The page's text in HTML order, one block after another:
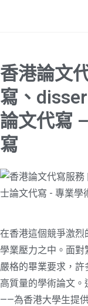
香港論文
寫、
論文代寫
寫
在香港這個競爭激
學業壓力之中。面
嚴格的畢業要求，
高質量的學術論文。
——為香港大學生提